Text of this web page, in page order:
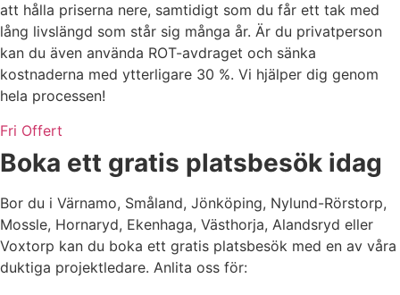
att hålla priserna nere, samtidigt som du får ett tak med
lång livslängd som står sig många år. Är du privatperson
kan du även använda ROT-avdraget och sänka
kostnaderna med ytterligare 30 %. Vi hjälper dig genom
hela processen!
Fri Offert
Boka ett gratis platsbesök idag
Bor du i Värnamo, Småland, Jönköping, Nylund-Rörstorp,
Mossle, Hornaryd, Ekenhaga, Västhorja, Alandsryd eller
Voxtorp kan du boka ett gratis platsbesök med en av våra
duktiga projektledare. Anlita oss för: